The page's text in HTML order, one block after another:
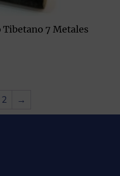
Tibetano 7 Metales
2 →